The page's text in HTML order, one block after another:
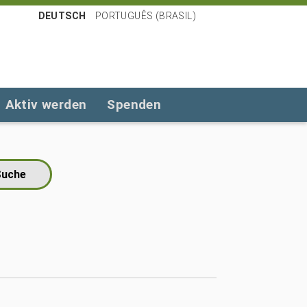
DEUTSCH PORTUGUÊS (BRASIL)
Aktiv werden Spenden